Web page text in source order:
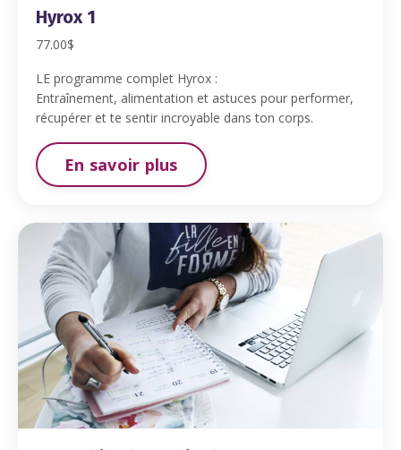
Hyrox 1
77.00$
LE programme complet Hyrox :
Entraînement, alimentation et astuces pour performer,
récupérer et te sentir incroyable dans ton corps.
En savoir plus